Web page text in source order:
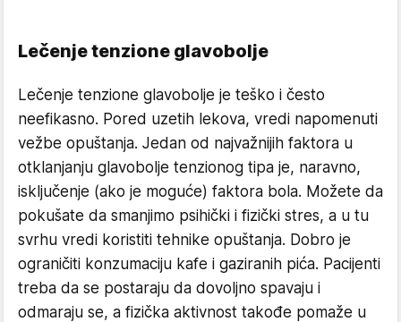
Lečenje tenzione glavobolje
Lečenje tenzione glavobolje je teško i često
neefikasno. Pored uzetih lekova, vredi napomenuti
vežbe opuštanja. Jedan od najvažnijih faktora u
otklanjanju glavobolje tenzionog tipa je, naravno,
isključenje (ako je moguće) faktora bola. Možete da
pokušate da smanjimo psihički i fizički stres, a u tu
svrhu vredi koristiti tehnike opuštanja. Dobro je
ograničiti konzumaciju kafe i gaziranih pića. Pacijenti
treba da se postaraju da dovoljno spavaju i
odmaraju se, a fizička aktivnost takođe pomaže u